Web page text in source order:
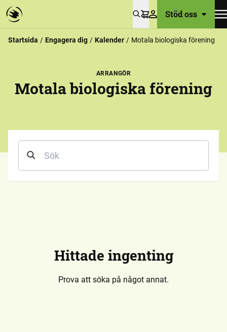
VarukorgStöd oss
Startsida Engagera dig Kalender Motala biologiska förening
ARRANGÖR
Motala biologiska förening
Hittade ingenting
Prova att söka på något annat.